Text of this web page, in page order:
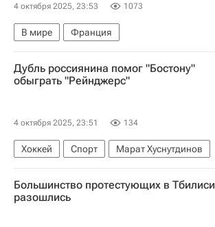
4 октября 2025, 23:53 1073
В мире Франция
Дубль россиянина помог "Бостону"
обыграть "Рейнджерс"
4 октября 2025, 23:51 134
Хоккей Спорт
Марат Хуснутдинов
Никита Задоров
Павел Заха
Элиас Линдхольм
Бостон Брюинз
Большинство протестующих в Тбилиси
разошлись